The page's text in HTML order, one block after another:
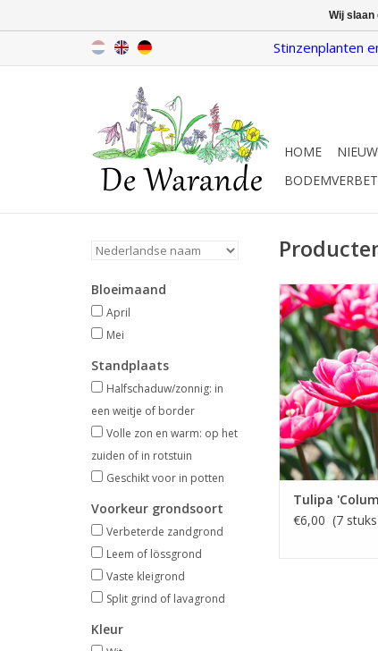
Stinzenplanten
HOME
Bloeimaand
April
Mei
Standplaats
Halfschaduw/zonnig: in
een weitje of border
Volle zon en warm: op het
zuiden of in rotstuin
Geschikt voor in potten
Voorkeur grondsoort
Verbeterde zandgrond
Leem of lössgrond
Vaste kleigrond
Split grind of lavagrond
Kleur
April/mei, roze
Dubbele tulp,
INFO EN
Tulipa
€6,00 (7
Wij slaan